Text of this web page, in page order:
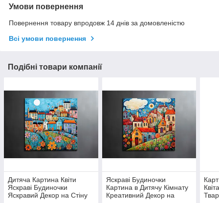
Умови повернення
Повернення товару впродовж 14 днів за домовленістю
Всі умови повернення
Подібні товари компанії
Дитяча Картина Квіти
Яскраві Будиночки
Яскравий Декор на Стіну
Яскраві Будиночки
Картина в Дитячу Кімнату
Креативний Декор на